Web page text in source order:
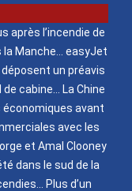
après l’incendie de
la Manche
easyJet
un préavis
de cabine
La Chine
économiques avant
avec les
et Amal Clooney
dans le sud de la
Plus d’un